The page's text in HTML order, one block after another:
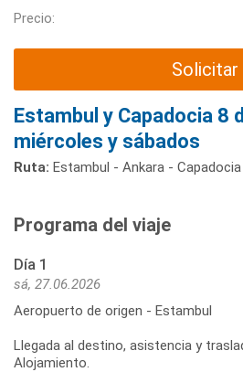
Precio:
Solicitar
Estambul y Capadocia 8
miércoles y sábados
Ruta: Estambul - Ankara - Capadocia
Programa del viaje
Día 1
sá, 27.06.2026
Aeropuerto de origen - Estambul
Llegada al destino, asistencia y
Alojamiento.